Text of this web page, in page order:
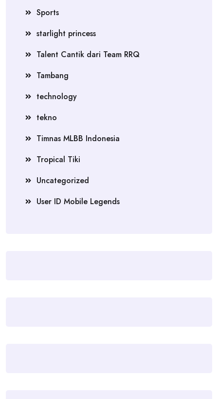
Sports
starlight princess
Talent Cantik dari Team RRQ
Tambang
technology
tekno
Timnas MLBB Indonesia
Tropical Tiki
Uncategorized
User ID Mobile Legends